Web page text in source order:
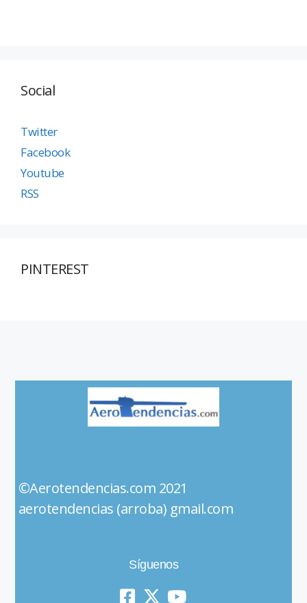
Social
Twitter
Facebook
Youtube
RSS
PINTEREST
©Aerotendencias.com 2021
aerotendencias (arroba) gmail.com
Síguenos